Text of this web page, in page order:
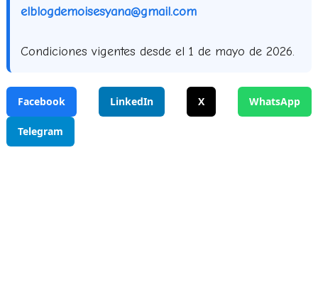
elblogdemoisesyana@gmail.com
Condiciones vigentes desde el 1 de mayo de 2026.
Facebook LinkedIn X WhatsApp
Telegram